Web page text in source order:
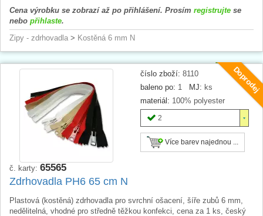
Cena výrobku se zobrazí až po přihlášení. Prosím registrujte se
nebo přihlaste.
Zipy - zdrhovadla > Kostěná 6 mm N
Doprodej
číslo zboží: 8110
baleno po: 1 MJ: ks
materiál: 100% polyester
2
Více barev najednou ...
č. karty: 65565
Zdrhovadla PH6 65 cm N
Plastová (kostěná) zdrhovadla pro svrchní ošacení, šíře zubů 6 mm,
nedělitelná, vhodné pro středně těžkou konfekci, cena za 1 ks, český